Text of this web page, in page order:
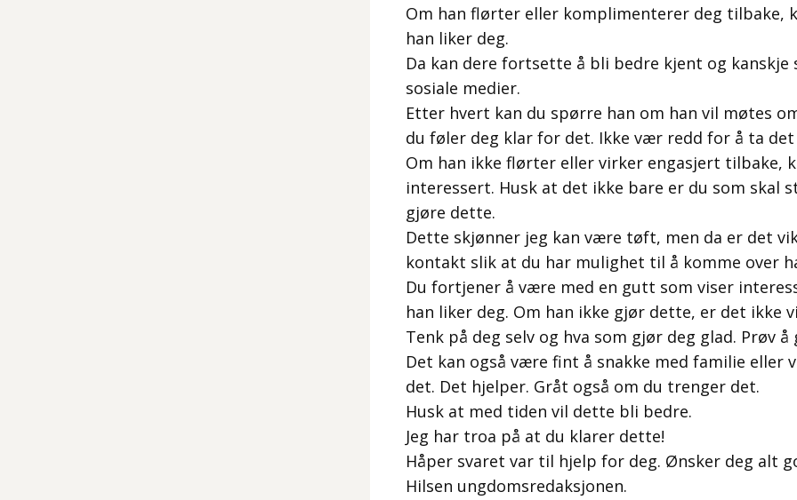
Om han flørter eller komplimenterer deg tilbake,
han liker deg.
Da kan dere fortsette å bli bedre kjent og kanskje
sosiale medier.
Etter hvert kan du spørre han om han vil møtes
du føler deg klar for det. Ikke vær redd for å ta
Om han ikke flørter eller virker engasjert tilbake,
interessert. Husk at det ikke bare er du som skal
gjøre dette.
Dette skjønner jeg kan være tøft, men da er det
kontakt slik at du har mulighet til å komme over
Du fortjener å være med en gutt som viser
han liker deg. Om han ikke gjør dette, er det ikke
Tenk på deg selv og hva som gjør deg glad. Prøv
Det kan også være fint å snakke med familie eller
det. Det hjelper. Gråt også om du trenger det.
Husk at med tiden vil dette bli bedre.
Jeg har troa på at du klarer dette!
Håper svaret var til hjelp for deg. Ønsker deg alt
Hilsen ungdomsredaksjonen.